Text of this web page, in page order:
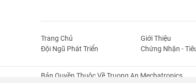
Trang Chủ Giới Thiệu
Đội Ngũ Phát Triển
Chứng Nhận -
Bản Quyền Thuộc Về Truong An Mechatronics.